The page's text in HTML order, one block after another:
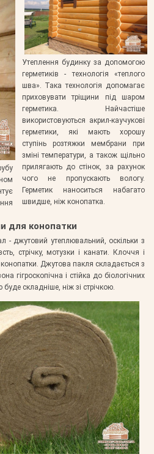
Утеплення будинку за допомогою
герметиків - технологія «теплого
шва». Така технологія допомагає
приховувати тріщини під шаром
герметика. Найчастіше
використовуються акрил-каучукові
герметики, які мають хорошу
ступінь розтяжки мембрани при
зміні температури, а також щільно
прилягають до стінок, за рахунок
чого не пропускають вологу.
Герметик наноситься набагато
швидше, ніж конопатка.
для конопатки
- джутовий утеплювальний, оскільки з
стрічку, мотузки і канати. Клоччя і
конопатки. Джутова пакля складається з
гігроскопічна і стійка до біологічних
складніше, ніж зі стрічкою.